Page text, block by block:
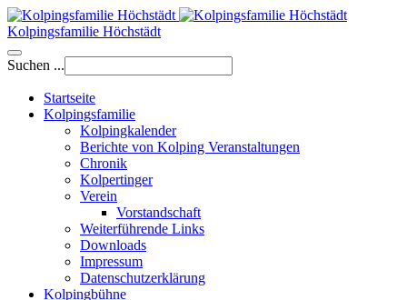
Kolpingsfamilie Höchstädt
Suchen ...
Startseite
Kolpingsfamilie
Kolpingkalender
Berichte von Kolping Veranstaltungen
Chronik
Kolpertinger
Verein
Vorstandschaft
Weiterführende Links
Downloads
Impressum
Datenschutzerklärung
Kolpingbühne